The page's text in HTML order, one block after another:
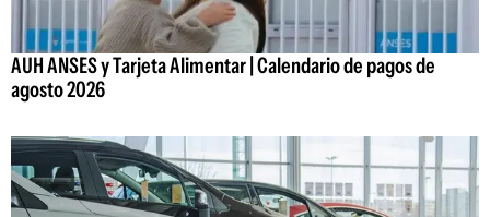
AUH ANSES y Tarjeta Alimentar | Calendario de pagos de
agosto 2026